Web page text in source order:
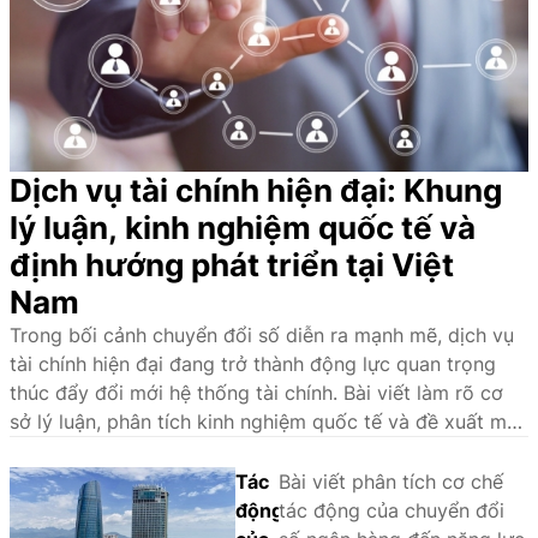
Dịch vụ tài chính hiện đại: Khung
lý luận, kinh nghiệm quốc tế và
định hướng phát triển tại Việt
Nam
Trong bối cảnh chuyển đổi số diễn ra mạnh mẽ, dịch vụ
tài chính hiện đại đang trở thành động lực quan trọng
thúc đẩy đổi mới hệ thống tài chính. Bài viết làm rõ cơ
sở lý luận, phân tích kinh nghiệm quốc tế và đề xuất một
chính hiện đại tại Việt Nam.
Tác
động
Bài viết phân tích cơ chế
tác động của chuyển đổi